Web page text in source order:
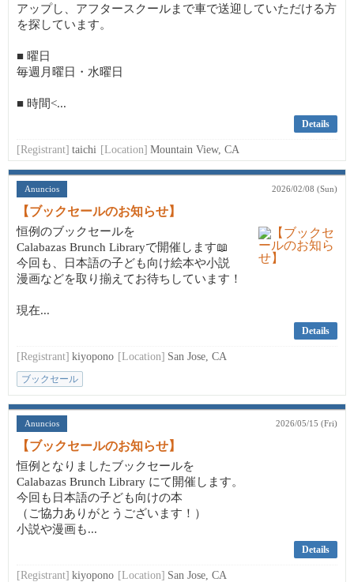
アップし、アフタースクールまで車で送迎していただける方
を探しています。
■ 曜日
毎週月曜日・水曜日
■ 時間<...
Details
[Registrant] taichi [Location] Mountain View, CA
Anuncios 2026/02/08 (Sun)
【ブックセールのお知らせ】
恒例のブックセールを
Calabazas Brunch Libraryで開催します📖
今回も、日本語の子ども向け絵本や小説
漫画などを取り揃えてお待ちしています！
現在...
Details
[Registrant] kiyopono [Location] San Jose, CA
ブックセール
Anuncios 2026/05/15 (Fri)
【ブックセールのお知らせ】
恒例となりましたブックセールを
Calabazas Brunch Library にて開催します。
今回も日本語の子ども向けの本
（ご協力ありがとうございます！）
小説や漫画も...
Details
[Registrant] kiyopono [Location] San Jose, CA